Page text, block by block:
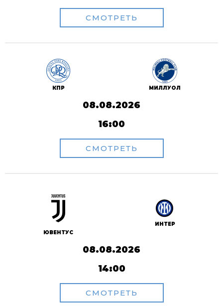
СМОТРЕТЬ
КПР МИЛЛУОЛ
08.08.2026
16:00
СМОТРЕТЬ
ЮВЕНТУС
ИНТЕР
08.08.2026
14:00
СМОТРЕТЬ